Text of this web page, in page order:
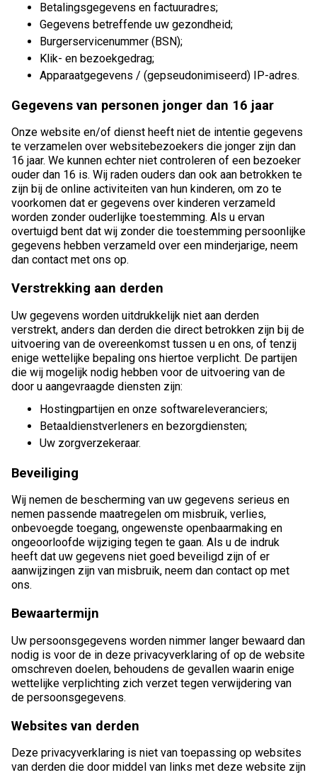
Betalingsgegevens en factuuradres;
Gegevens betreffende uw gezondheid;
Burgerservicenummer (BSN);
Klik- en bezoekgedrag;
Apparaatgegevens / (gepseudonimiseerd) IP-adres.
Gegevens van personen jonger dan 16 jaar
Onze website en/of dienst heeft niet de intentie gegevens
te verzamelen over websitebezoekers die jonger zijn dan
16 jaar. We kunnen echter niet controleren of een bezoeker
ouder dan 16 is. Wij raden ouders dan ook aan betrokken te
zijn bij de online activiteiten van hun kinderen, om zo te
voorkomen dat er gegevens over kinderen verzameld
worden zonder ouderlijke toestemming. Als u ervan
overtuigd bent dat wij zonder die toestemming persoonlijke
gegevens hebben verzameld over een minderjarige, neem
dan contact met ons op.
Verstrekking aan derden
Uw gegevens worden uitdrukkelijk niet aan derden
verstrekt, anders dan derden die direct betrokken zijn bij de
uitvoering van de overeenkomst tussen u en ons, of tenzij
enige wettelijke bepaling ons hiertoe verplicht. De partijen
die wij mogelijk nodig hebben voor de uitvoering van de
door u aangevraagde diensten zijn:
Hostingpartijen en onze softwareleveranciers;
Betaaldienstverleners en bezorgdiensten;
Uw zorgverzekeraar.
Beveiliging
Wij nemen de bescherming van uw gegevens serieus en
nemen passende maatregelen om misbruik, verlies,
onbevoegde toegang, ongewenste openbaarmaking en
ongeoorloofde wijziging tegen te gaan. Als u de indruk
heeft dat uw gegevens niet goed beveiligd zijn of er
aanwijzingen zijn van misbruik, neem dan contact op met
ons.
Bewaartermijn
Uw persoonsgegevens worden nimmer langer bewaard dan
nodig is voor de in deze privacyverklaring of op de website
omschreven doelen, behoudens de gevallen waarin enige
wettelijke verplichting zich verzet tegen verwijdering van
de persoonsgegevens.
Websites van derden
Deze privacyverklaring is niet van toepassing op websites
van derden die door middel van links met deze website zijn